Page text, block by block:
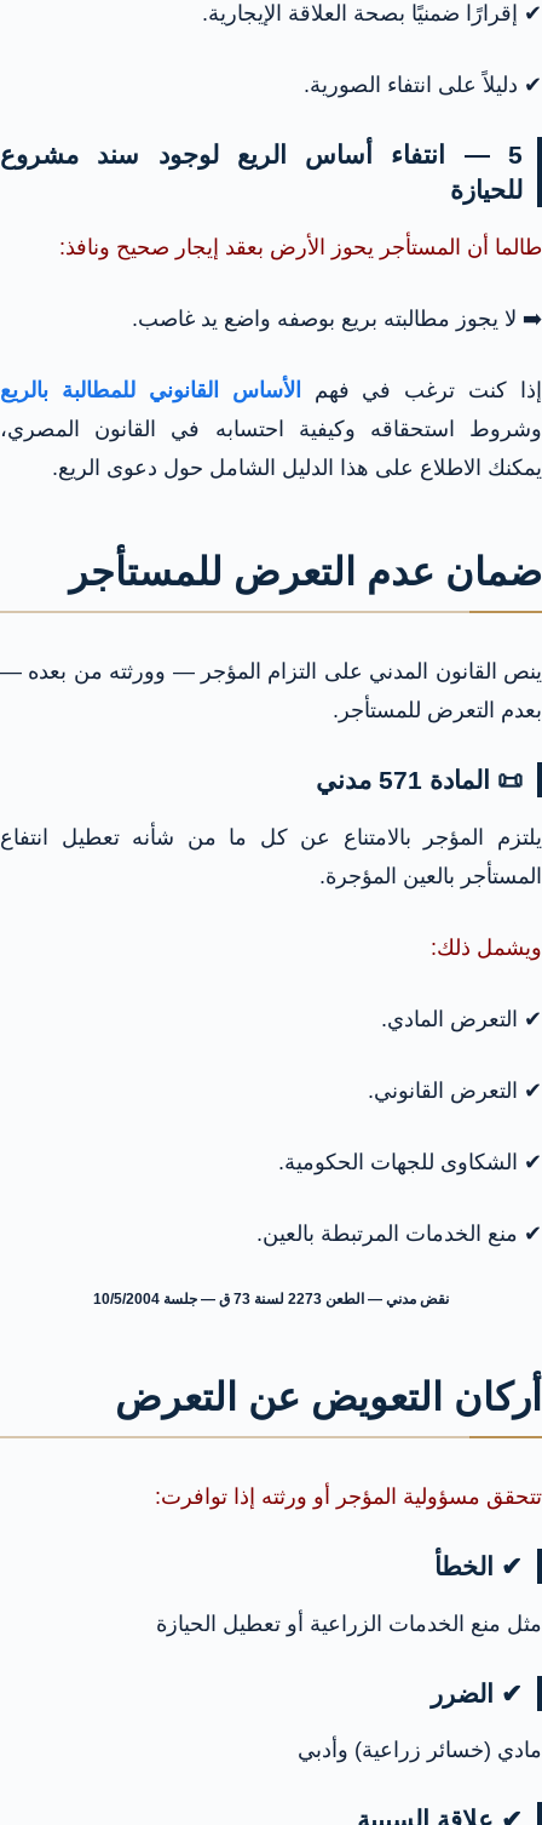
✔ إقرارًا ضمنيًا بصحة العلاقة الإيجارية.
✔ دليلاً على انتفاء الصورية.
5 — انتفاء أساس الريع لوجود سند مشروع
للحيازة
طالما أن المستأجر يحوز الأرض بعقد إيجار صحيح ونافذ:
➡️ لا يجوز مطالبته بريع بوصفه واضع يد غاصب.
إذا كنت ترغب في فهم
الأساس القانوني للمطالبة بالريع
وشروط استحقاقه وكيفية احتسابه في القانون المصري،
يمكنك الاطلاع على هذا الدليل الشامل حول دعوى الريع.
ضمان عدم التعرض للمستأجر
ينص القانون المدني على التزام المؤجر — وورثته من بعده —
بعدم التعرض للمستأجر.
📜 المادة 571 مدني
يلتزم المؤجر بالامتناع عن كل ما من شأنه تعطيل انتفاع
المستأجر بالعين المؤجرة.
ويشمل ذلك:
✔ التعرض المادي.
✔ التعرض القانوني.
✔ الشكاوى للجهات الحكومية.
✔ منع الخدمات المرتبطة بالعين.
نقض مدني — الطعن 2273 لسنة 73 ق — جلسة 10/5/2004
أركان التعويض عن التعرض
تتحقق مسؤولية المؤجر أو ورثته إذا توافرت:
✔ الخطأ
مثل منع الخدمات الزراعية أو تعطيل الحيازة
✔ الضرر
مادي (خسائر زراعية) وأدبي